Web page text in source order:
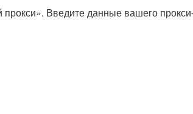
Введите данные вашего